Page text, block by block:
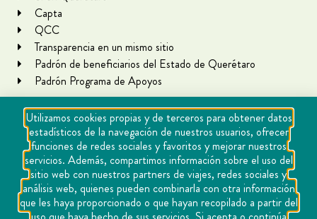
Capta
QCC
Transparencia en un mismo sitio
Padrón de beneficiarios del Estado de Querétaro
Padrón Programa de Apoyos
Copyright Querétaro Travel 2021 | v 1.1
Utilizamos cookies propias y de terceros para obtener datos
estadísticos de la navegación de nuestros usuarios, ofrecer
funciones de redes sociales y favoritos y mejorar nuestros
servicios. Además, compartimos información sobre el uso del
sitio web con nuestros partners de viajes, redes sociales y
análisis web, quienes pueden combinarla con otra información
que les haya proporcionado o que hayan recopilado a partir del